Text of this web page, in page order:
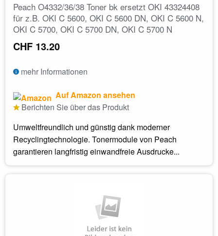
Peach O4332/36/38 Toner bk ersetzt OKI 43324408
für z.B. OKI C 5600, OKI C 5600 DN, OKI C 5600 N,
OKI C 5700, OKI C 5700 DN, OKI C 5700 N
CHF 13.20
mehr Informationen
Auf Amazon ansehen
Berichten Sie über das Produkt
Umweltfreundlich und günstig dank moderner
Recyclingtechnologie. Tonermodule von Peach
garantieren langfristig einwandfreie Ausdrucke...